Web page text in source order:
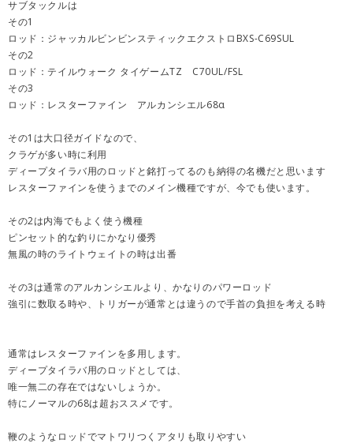
サブタックルは
その1
ロッド：ジャッカルビンビンスティックエクストロBXS-C69SUL
その2
ロッド：テイルウォーク タイゲームTZ C70UL/FSL
その3
ロッド：レスターファイン アルカンシエル68α
その1は大口径ガイドなので、
クラゲが多い時に利用
ディープタイラバ用のロッドと銘打ってるのも納得の名機だと思います
レスターファインを使うまでのメイン機種ですが、今でも使います。
その2は内海でもよく使う機種
ピンセット的な釣りにかなり優秀
無風の時のライトウェイトの時は出番
その3は通常のアルカンシエルより、かなりのパワーロッド
強引に数取る時や、トリガーが通常とは違うので手首の負担を考える時
通常はレスターファインを多用します。
ディープタイラバ用のロッドとしては、
唯一無二の存在ではないしょうか。
特にノーマルの68は超おススメです。
鞭のようなロッドでマトワリつくアタリも取りやすい